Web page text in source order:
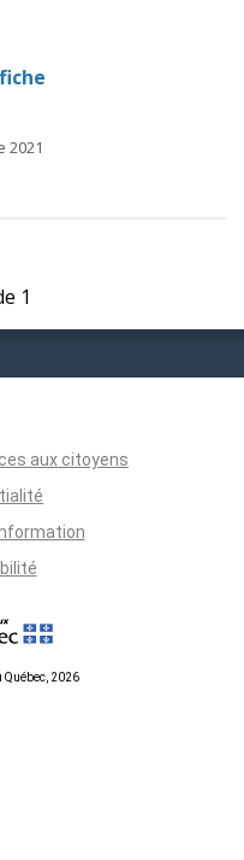
2021
1
aux citoyens
Québec, 2026